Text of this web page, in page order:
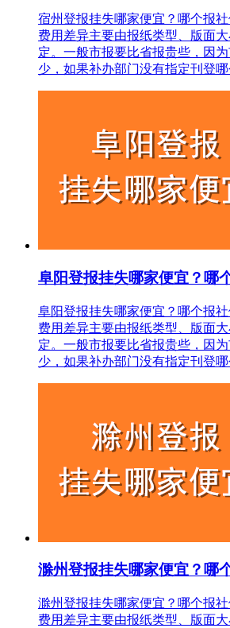
宿州登报挂失哪家便宜？哪个报
费用差异主要由报纸类型、版面
定。一般市报要比省报贵些，因
少，如果补办部门没有指定刊登
阜阳登报挂失哪家便宜？哪
阜阳登报挂失哪家便宜？哪个报
费用差异主要由报纸类型、版面
定。一般市报要比省报贵些，因
少，如果补办部门没有指定刊登
滁州登报挂失哪家便宜？哪
滁州登报挂失哪家便宜？哪个报
费用差异主要由报纸类型、版面